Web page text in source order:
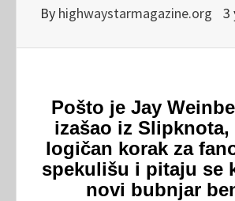
By highwaystarmagazine.org 3
Pošto je Jay
izašao iz Slipknota,
logičan korak za
spekulišu i pitaju se
novi bubnjar